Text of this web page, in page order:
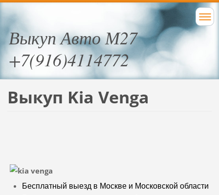
Выкуп Авто М27
+7(916)4114772
Выкуп Kia Venga
Бесплатный выезд в Москве и Московской области